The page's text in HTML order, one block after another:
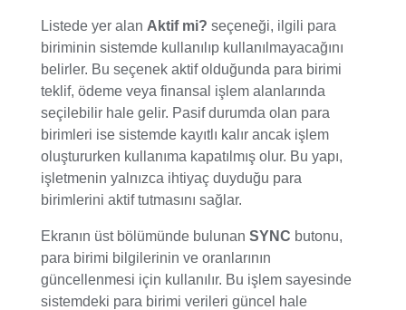
Listede yer alan Aktif mi? seçeneği, ilgili para
biriminin sistemde kullanılıp kullanılmayacağını
belirler. Bu seçenek aktif olduğunda para birimi
teklif, ödeme veya finansal işlem alanlarında
seçilebilir hale gelir. Pasif durumda olan para
birimleri ise sistemde kayıtlı kalır ancak işlem
oluştururken kullanıma kapatılmış olur. Bu yapı,
işletmenin yalnızca ihtiyaç duyduğu para
birimlerini aktif tutmasını sağlar.
Ekranın üst bölümünde bulunan SYNC butonu,
para birimi bilgilerinin ve oranlarının
güncellenmesi için kullanılır. Bu işlem sayesinde
sistemdeki para birimi verileri güncel hale